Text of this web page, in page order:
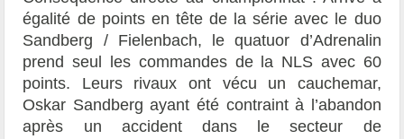
égalité de points en tête de la série avec le duo
Sandberg / Fielenbach, le quatuor d’Adrenalin
prend seul les commandes de la NLS avec 60
points. Leurs rivaux ont vécu un cauchemar,
Oskar Sandberg ayant été contraint à l’abandon
après un accident dans le secteur de